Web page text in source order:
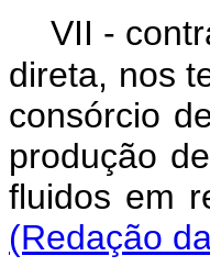
VII -
direta, nos
consórcio
produção
fluidos
(Redação